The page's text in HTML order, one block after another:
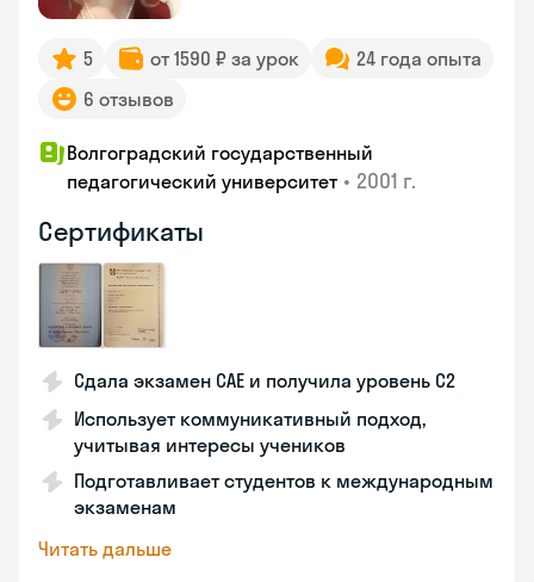
5 от 1590 ₽ за урок
24 года опыта
6 отзывов
Волгоградский государственный
педагогический университет • 2001 г.
Сертификаты
Сдала экзамен CAE и получила уровень С2
Использует коммуникативный подход,
учитывая интересы учеников
Подготавливает студентов к международным
экзаменам
Читать дальше